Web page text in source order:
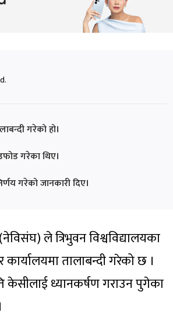
गरेको हो।
गरेका थिए।
गरेको जानकारी दिए।
ले त्रिभुवन विश्वविद्यालयका
तालाबन्दी गरेको छ ।
केसीलाई ध्यानकर्षण गराउन पुगेका